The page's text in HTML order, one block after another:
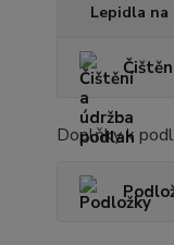
Lepidla na
Doplňky k